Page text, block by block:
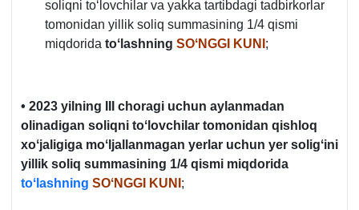
soliqni toʻlovchilar va yakka tartibdagi tadbirkorlar
tomonidan yillik soliq summasining 1/4 qismi
miqdorida toʻlashning SOʻNGGI KUNI ;
• 2023 yilning III choragi uchun aylanmadan
olinadigan soliqni toʻlovchilar tomonidan qishloq
хoʻjaligiga moʻljallanmagan yerlar uchun yer soligʻini
yillik soliq summasining 1/4 qismi miqdorida
toʻlashning SOʻNGGI KUNI ;